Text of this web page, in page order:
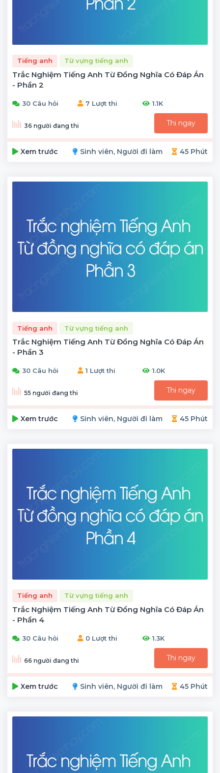
Tiếng anh Từ vựng tiếng anh
Trắc Nghiệm Tiếng Anh Từ Đồng Nghĩa Có Đáp Án
- Phần 2
30 Câu hỏi 7 Lượt thi 1.1K
36 người đang thi Thi ngay
Xem trước Sinh viên, Người đi làm 45 Phút
Tiếng anh Từ vựng tiếng anh
Trắc Nghiệm Tiếng Anh Từ Đồng Nghĩa Có Đáp Án
- Phần 3
30 Câu hỏi 1 Lượt thi 1.0K
55 người đang thi Thi ngay
Xem trước Sinh viên, Người đi làm 45 Phút
Tiếng anh Từ vựng tiếng anh
Trắc Nghiệm Tiếng Anh Từ Đồng Nghĩa Có Đáp Án
- Phần 4
30 Câu hỏi 0 Lượt thi 1.3K
66 người đang thi Thi ngay
Xem trước Sinh viên, Người đi làm 45 Phút